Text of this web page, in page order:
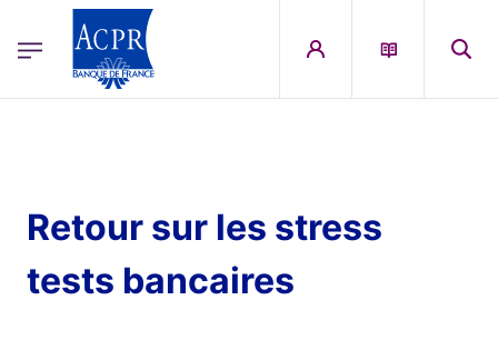
ACPR Menu Principal (French)
Retour sur les stress
tests bancaires